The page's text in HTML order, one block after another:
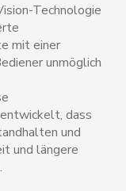
Technologie
mit einer
unmöglich
dass
und
und längere